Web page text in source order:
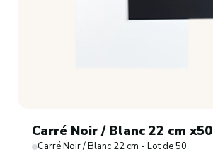
Carré Noir / Blanc 22 cm x50
Carré Noir / Blanc 22 cm - Lot de 50